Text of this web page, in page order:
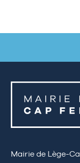
Mairie de Lège-